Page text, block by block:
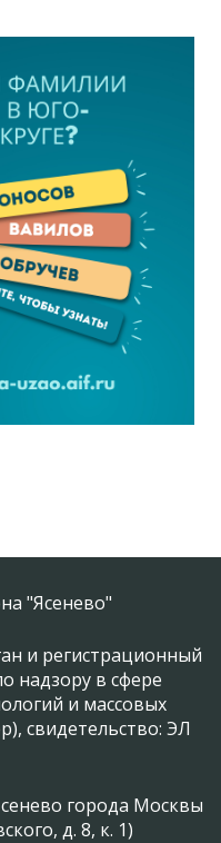
"Ясенево"
и регистрационный
надзору в сфере
и массовых
свидетельство: ЭЛ
города Москвы
д. 8, к. 1)